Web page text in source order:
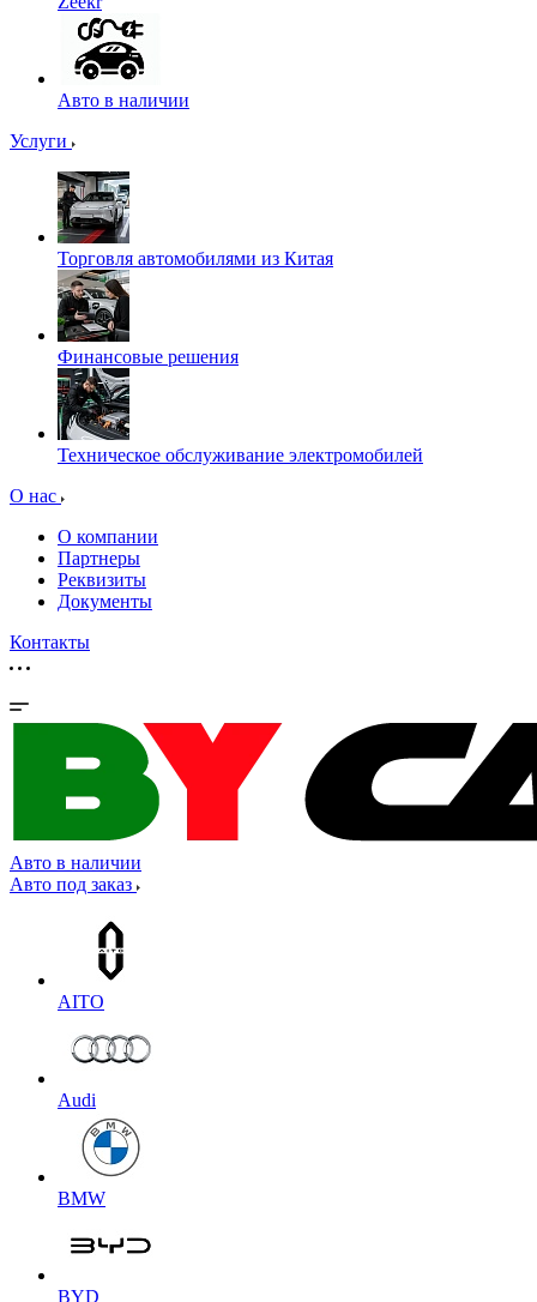
Авто в наличии
Услуги
Торговля автомобилями из Китая
Финансовые решения
Техническое обслуживание электромобилей
О нас
О компании
Партнеры
Реквизиты
Документы
Контакты
Авто в наличии
Авто под заказ
AITO
Audi
BMW
BYD